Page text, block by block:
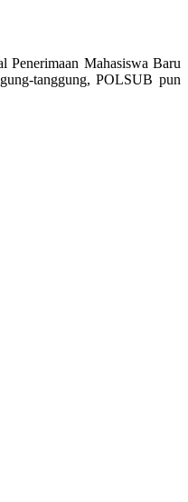
Penerimaan Mahasiswa Baru
tanggung, POLSUB pun